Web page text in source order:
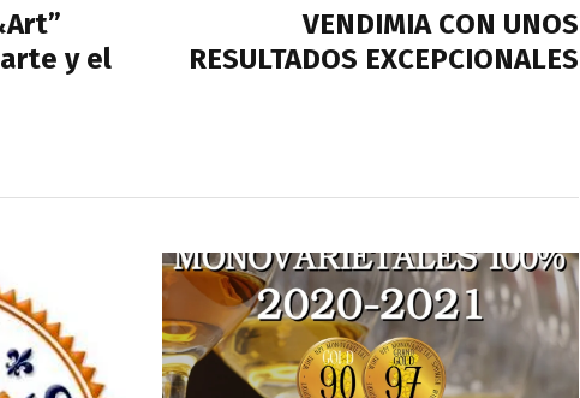
y el
VENDIMIA CON UNOS
RESULTADOS EXCEPCIONALES